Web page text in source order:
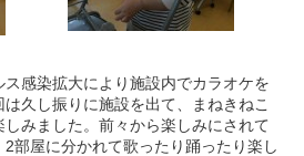
感染拡大により施設内でカラオケを
久し振りに施設を出て、まねきねこ
みました。前々から楽しみにされて
部屋に分かれて歌ったり踊ったり楽し